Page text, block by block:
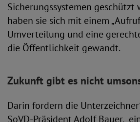
Sicherungssystemen geschützt
haben sie sich mit einem
Umverteilung und eine
die Öffentlichkeit gewandt.
Zukunft gibt es nicht
Darin fordern die
SoVD-Präsident Adolf Bauer,